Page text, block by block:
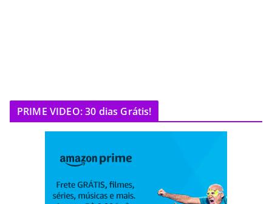
PRIME VIDEO: 30 dias Grátis!